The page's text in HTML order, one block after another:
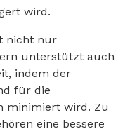
wird.
nicht nur
unterstützt auch
indem der
für die
minimiert wird. Zu
eine bessere